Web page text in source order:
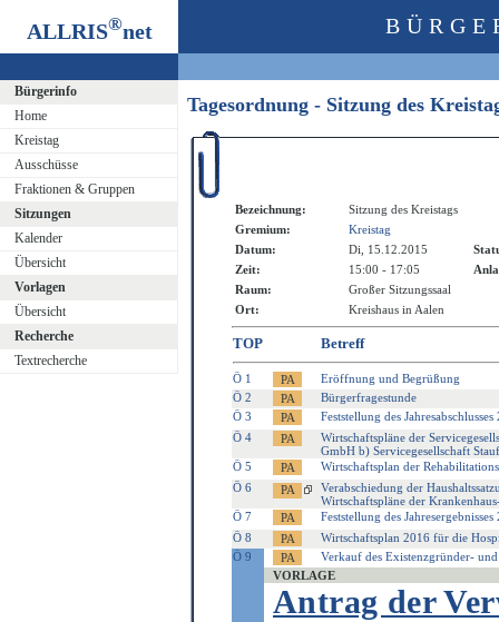
ALLRIS®net
Bürgerinfo
Home
Kreistag
Ausschüsse
Fraktionen & Gruppen
Sitzungen
Kalender
Übersicht
Vorlagen
Übersicht
Recherche
Textrecherche
Tagesordnung - Sitzung des
Bezeichnung:
Sitzung des Kreistags
Gremium:
Kreistag
Datum:
Di, 15.12.2015
Zeit:
15:00 - 17:05
Raum:
Großer Sitzungssaal
Ort:
Kreishaus in Aalen
TOP Betreff
Ö 1
Eröffnung und Begrüßung
Ö 2
Bürgerfragestunde
Ö 3
Feststellung des
Ö 4
Wirtschaftspläne der
GmbH b) Servicegesellschaft
Ö 5
Wirtschaftsplan der
Ö 6
Verabschiedung der
Wirtschaftspläne der
Ö 7
Feststellung des
Ö 8
Wirtschaftsplan 2016 für die
Ö 9
Verkauf des Existenzgründer-
VORLAGE
Antrag der